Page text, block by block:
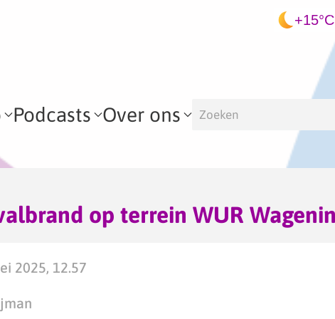
+15°C
Podcasts Over ons
op terrein WUR
2025, 12.57